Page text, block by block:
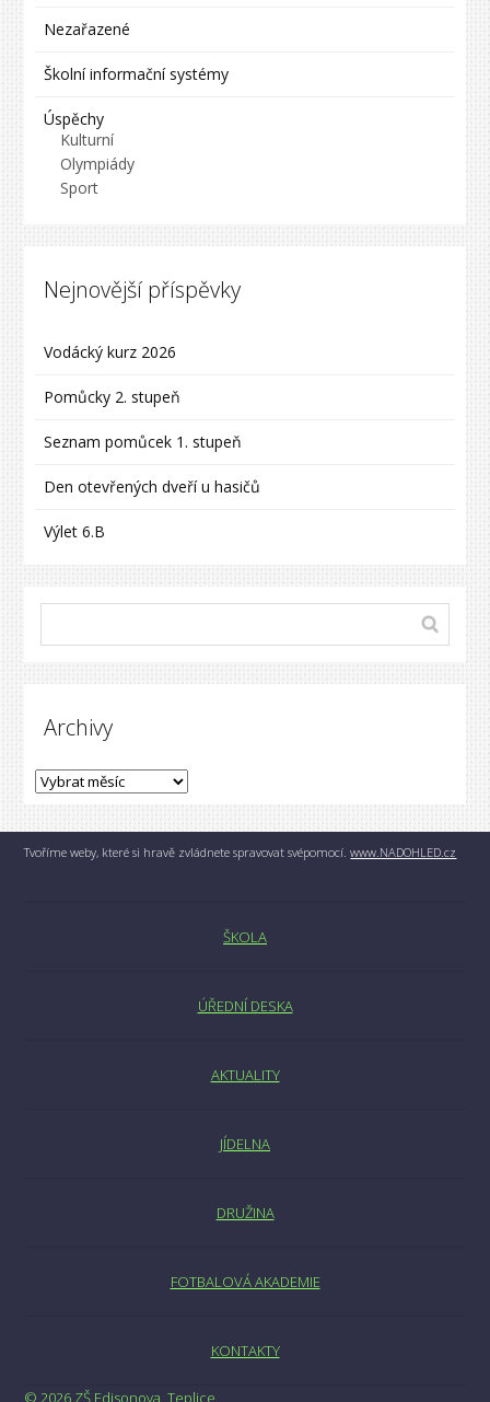
Nezařazené
Školní informační systémy
Úspěchy
Kulturní
Olympiády
Sport
Nejnovější příspěvky
Vodácký kurz 2026
Pomůcky 2. stupeň
Seznam pomůcek 1. stupeň
Den otevřených dveří u hasičů
Výlet 6.B
Archivy
Tvoříme weby, které si hravě zvládnete spravovat svépomocí.www.NADOHLED.cz
ŠKOLA
ÚŘEDNÍ DESKA
AKTUALITY
JÍDELNA
DRUŽINA
FOTBALOVÁ AKADEMIE
KONTAKTY
© 2026 ZŠ Edisonova, Teplice